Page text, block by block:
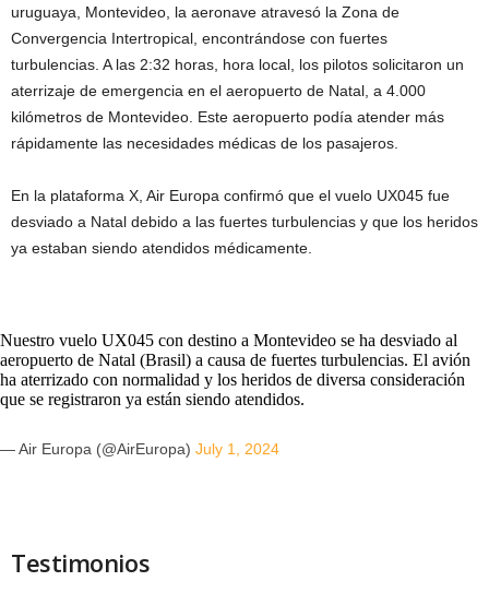
uruguaya, Montevideo, la aeronave atravesó la Zona de
Convergencia Intertropical, encontrándose con fuertes
turbulencias. A las 2:32 horas, hora local, los pilotos solicitaron un
aterrizaje de emergencia en el aeropuerto de Natal, a 4.000
kilómetros de Montevideo. Este aeropuerto podía atender más
rápidamente las necesidades médicas de los pasajeros.
En la plataforma X, Air Europa confirmó que el vuelo UX045 fue
desviado a Natal debido a las fuertes turbulencias y que los heridos
ya estaban siendo atendidos médicamente.
Nuestro vuelo UX045 con destino a Montevideo se ha desviado al
aeropuerto de Natal (Brasil) a causa de fuertes turbulencias. El avión
ha aterrizado con normalidad y los heridos de diversa consideración
que se registraron ya están siendo atendidos.
— Air Europa (@AirEuropa) July 1, 2024
Testimonios